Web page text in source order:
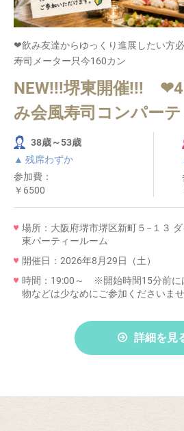
❤飲み友達からゆっくり進展したい
寿司メーター只今160カン
NEW!!!堺東開催!!!
み会風寿司コンパー
38歳～53歳
▲ 残席わずか
参加費：
￥6500
場所：大阪府堺市堺区新町５−１３
東パーティールーム
開催日：2026年8月29日（土）
時間：19:00～ ※開始時間15分前に
物などは少なめにご参加くださいませ
詳細を見